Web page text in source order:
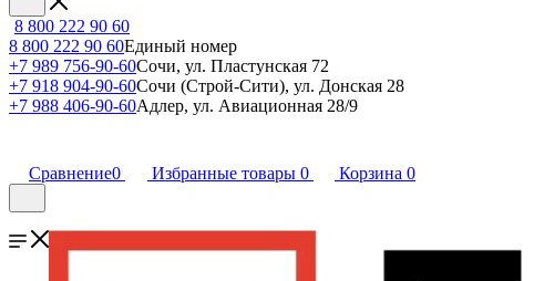
8 800 222 90 60
8 800 222 90 60Единый номер
+7 989 756-90-60Сочи, ул. Пластунская 72
+7 918 904-90-60Сочи (Строй-Сити), ул. Донская 28
+7 988 406-90-60Адлер, ул. Авиационная 28/9
Сравнение0 Избранные товары 0 Корзина 0